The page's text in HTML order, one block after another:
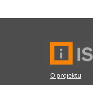
O projektu